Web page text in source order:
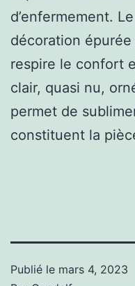
d’enfermement.
décoration
respire le confort
clair, quasi nu,
permet de
constituent la
Publié le mars 4, 2023